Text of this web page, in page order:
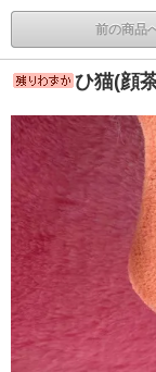
前の商品
ひ猫(顔